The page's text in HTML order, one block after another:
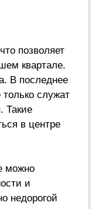
позволяет
квартале.
В последнее
служат
Такие
в центре
можно
и
недорогой